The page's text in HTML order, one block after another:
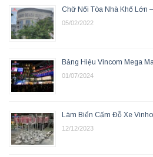
Chữ Nổi Tòa Nhà Khổ Lớn
05/02/2022
Bảng Hiệu Vincom Mega
01/07/2024
Làm Biển Cấm Đỗ Xe
12/12/2023